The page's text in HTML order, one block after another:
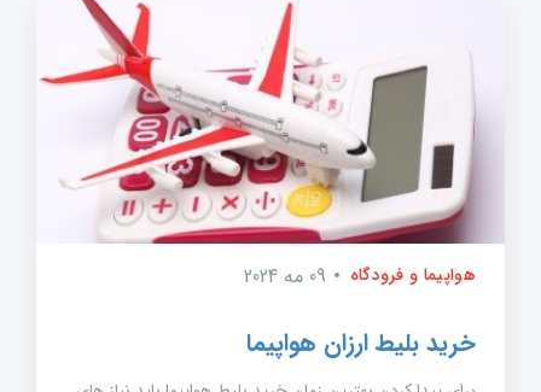
هواپیما و فرودگاه 09 مه 2024
خرید بلیط ارزان هواپیما